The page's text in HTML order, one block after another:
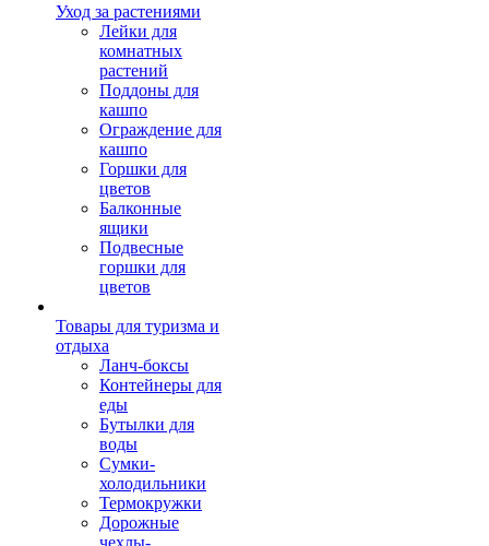
Уход за растениями
Лейки для
комнатных
растений
Поддоны для
кашпо
Ограждение для
кашпо
Горшки для
цветов
Балконные
ящики
Подвесные
горшки для
цветов
Товары для туризма и
отдыха
Ланч-боксы
Контейнеры для
еды
Бутылки для
воды
Сумки-
холодильники
Термокружки
Дорожные
чехлы-